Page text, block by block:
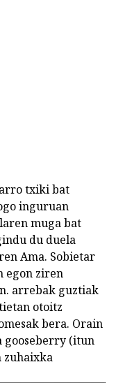
txiki bat
inguruan
muga bat
du duela
Ama. Sobietar
egon ziren
arrebak guztiak
otoitz
bera. Orain
gooseberry (itun
zuhaixka